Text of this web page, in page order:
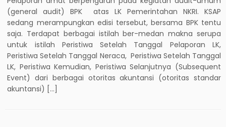
(general audit) BPK atas LK Pemerintahan NKRI. KSAP
sedang merampungkan edisi tersebut, bersama BPK tentu
saja. Terdapat berbagai istilah ber-medan makna serupa
untuk istilah Peristiwa Setelah Tanggal Pelaporan LK,
Peristiwa Setelah Tanggal Neraca, Peristiwa Setelah Tanggal
LK, Peristiwa Kemudian, Peristiwa Selanjutnya (Subsequent
Event) dari berbagai otoritas akuntansi (otoritas standar
akuntansi) […]